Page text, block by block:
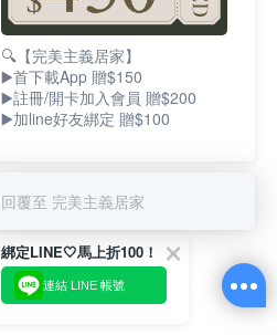
綁定LINE🤍馬上折100！
連結 LINE 帳號
🔍【完美主義居家】
▶️首下載App 贈$150
▶️註冊/開卡加入會員 贈$200
▶️加line好友綁定 贈$100
回覆至 完美主義居家